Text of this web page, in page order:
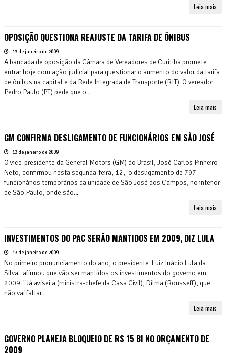
Leia mais
OPOSIÇÃO QUESTIONA REAJUSTE DA TARIFA DE ÔNIBUS
13 de janeiro de 2009
A bancada de oposição da Câmara de Vereadores de Curitiba promete
entrar hoje com ação judicial para questionar o aumento do valor da tarifa
de ônibus na capital e da Rede Integrada de Transporte (RIT). O vereador
Pedro Paulo (PT) pede que o...
Leia mais
GM CONFIRMA DESLIGAMENTO DE FUNCIONÁRIOS EM SÃO JOSÉ
13 de janeiro de 2009
O vice-presidente da General Motors (GM) do Brasil, José Carlos Pinheiro
Neto, confirmou nesta segunda-feira, 12, o desligamento de 797
funcionários temporários da unidade de São José dos Campos, no interior
de São Paulo, onde são...
Leia mais
INVESTIMENTOS DO PAC SERÃO MANTIDOS EM 2009, DIZ LULA
13 de janeiro de 2009
No primeiro pronunciamento do ano, o presidente Luiz Inácio Lula da
Silva afirmou que vão ser mantidos os investimentos do governo em
2009. "Já avisei a (ministra-chefe da Casa Civil), Dilma (Rousseff), que
não vai faltar...
Leia mais
GOVERNO PLANEJA BLOQUEIO DE R$ 15 BI NO ORÇAMENTO DE
2009